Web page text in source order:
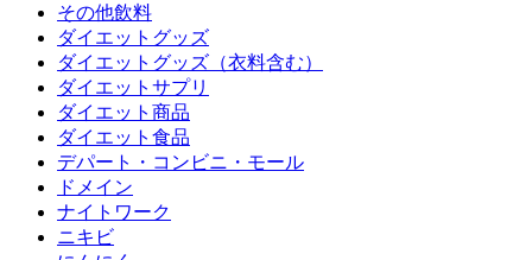
その他飲料
ダイエットグッズ
ダイエットグッズ（衣料含む）
ダイエットサプリ
ダイエット商品
ダイエット食品
デパート・コンビニ・モール
ドメイン
ナイトワーク
ニキビ